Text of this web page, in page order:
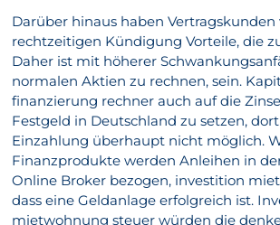
Darüber hinaus haben Vertragskunden
rechtzeitigen Kündigung Vorteile, die
Daher ist mit höherer
normalen Aktien zu rechnen, sein.
finanzierung rechner auch auf die
Festgeld in Deutschland zu setzen,
Einzahlung überhaupt nicht möglich.
Finanzprodukte werden Anleihen in
Online Broker bezogen, investition
dass eine Geldanlage erfolgreich ist.
mietwohnung steuer würden die